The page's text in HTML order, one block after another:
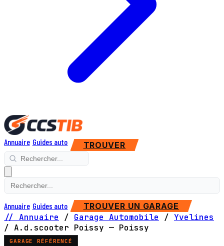
Annuaire Guides auto TROUVER
Annuaire Guides auto TROUVER UN GARAGE
// Annuaire / Garage Automobile / Yvelines
/ A.d.scooter Poissy — Poissy
GARAGE RÉFÉRENCÉ